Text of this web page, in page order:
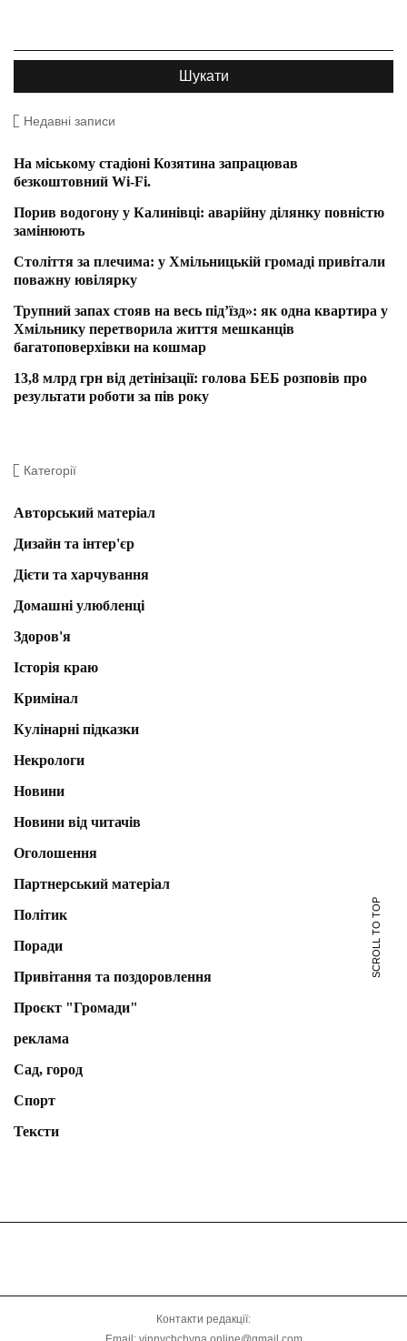
Недавні записи
На міському стадіоні Козятина запрацював
безкоштовний Wi-Fi.
Порив водогону у Калинівці: аварійну ділянку повністю
замінюють
Століття за плечима: у Хмільницькій громаді привітали
поважну ювілярку
Трупний запах стояв на весь під’їзд»: як одна квартира у
Хмільнику перетворила життя мешканців
багатоповерхівки на кошмар
13,8 млрд грн від детінізації: голова БЕБ розповів про
результати роботи за пів року
Категорії
Авторський матеріал
Дизайн та інтер'єр
Дієти та харчування
Домашні улюбленці
Здоров'я
Історія краю
Кримінал
Кулінарні підказки
Некрологи
Новини
Новини від читачів
Оголошення
Партнерський матеріал
Політик
Поради
Привітання та поздоровлення
Проєкт "Громади"
реклама
Сад, город
Спорт
Тексти
SCROLL TO TOP
Контакти редакції: